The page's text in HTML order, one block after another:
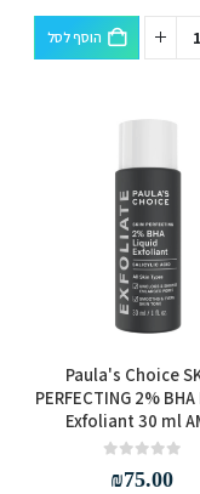
הוסף לסל
Paula's Choice
PERFECTING 2%
Exfoliant 30 ml
₪75.00